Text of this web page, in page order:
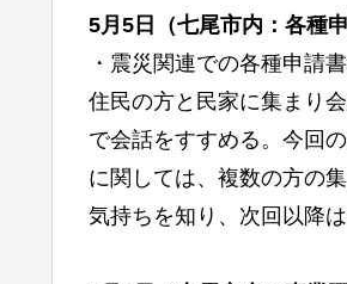
5月5日（七尾市内：各種
・震災関連での各種申請
住民の方と民家に集まり
で会話をすすめる。今回
に関しては、複数の方の
気持ちを知り、次回以降